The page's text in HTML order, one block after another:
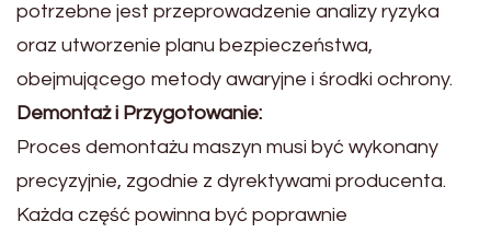
potrzebne jest przeprowadzenie analizy ryzyka
oraz utworzenie planu bezpieczeństwa,
obejmującego metody awaryjne i środki ochrony.
Demontaż i Przygotowanie:
Proces demontażu maszyn musi być wykonany
precyzyjnie, zgodnie z dyrektywami producenta.
Każda część powinna być poprawnie